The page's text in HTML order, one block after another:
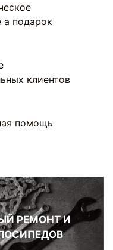
а подарок
клиентов
помощь
РЕМОНТ И